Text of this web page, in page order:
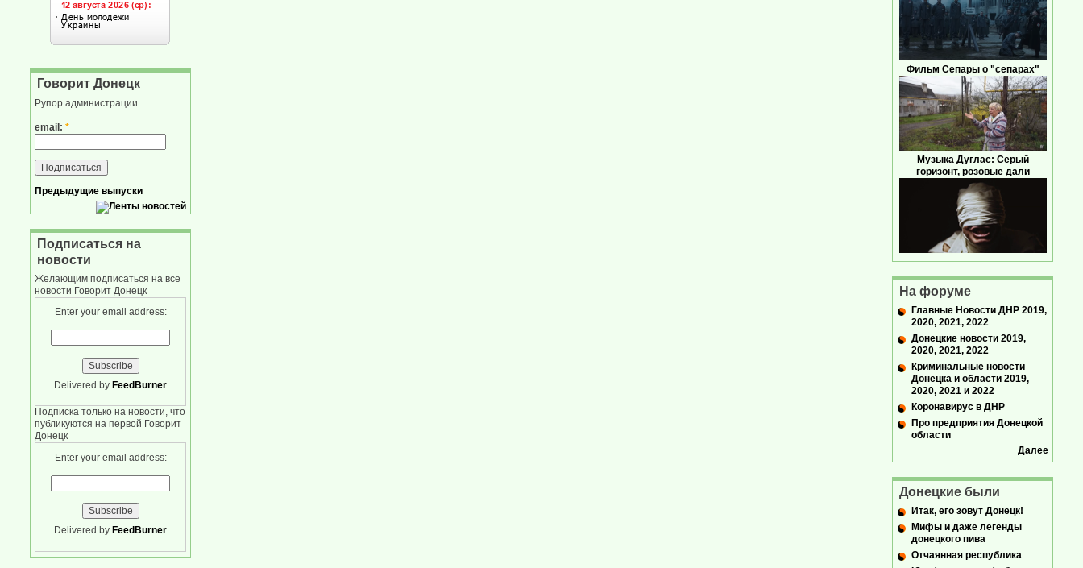
Говорит Донецк
Рупор администрации
email: *
Предыдущие выпуски
Подписаться на
новости
Желающим подписаться на все
новости Говорит Донецк
Enter your email address:
Delivered by FeedBurner
Подписка только на новости, что
публикуются на первой Говорит
Донецк
Enter your email address:
Delivered by FeedBurner
Фильм Сепары о "сепарах"
Музыка Дуглас: Серый
горизонт, розовые дали
На форуме
Главные Новости ДНР 2019,
2020, 2021, 2022
Донецкие новости 2019,
2020, 2021, 2022
Криминальные новости
Донецка и области 2019,
2020, 2021 и 2022
Коронавирус в ДНР
Про предприятия Донецкой
области
Далее
Донецкие были
Итак, его зовут Донецк!
Мифы и даже легенды
донецкого пива
Отчаянная республика